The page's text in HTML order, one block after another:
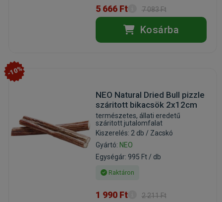
5 666 Ft 7 083 Ft
Kosárba
-10%
NEO Natural Dried Bull pizzle
száritott bikacsök 2x12cm
természetes, állati eredetű
száritott jutalomfalat
Kiszerelés: 2 db / Zacskó
Gyártó: NEO
Egységár: 995 Ft / db
Raktáron
1 990 Ft 2 211 Ft